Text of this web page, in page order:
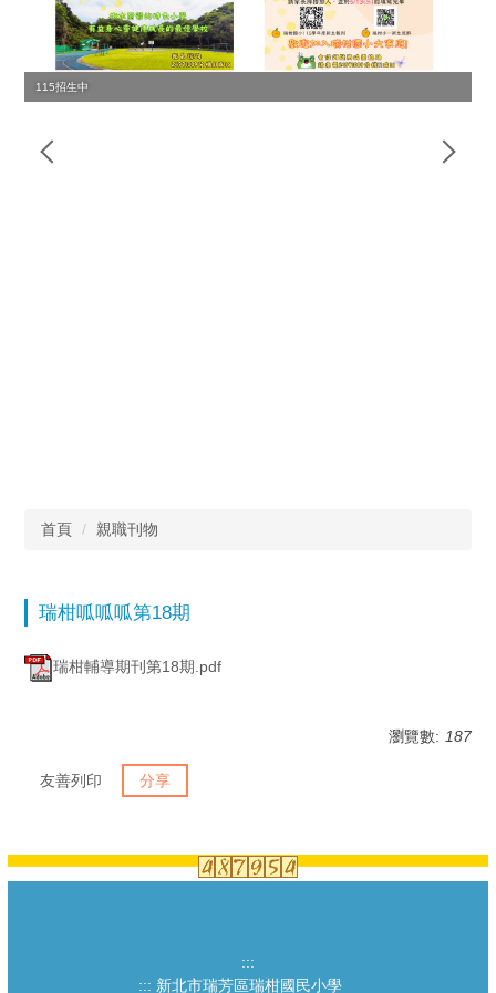
115招生中
首頁 親職刊物
瑞柑呱呱呱第18期
瑞柑輔導期刊第18期.pdf
瀏覽數: 187
友善列印 分享
:::
::: 新北市瑞芳區瑞柑國民小學